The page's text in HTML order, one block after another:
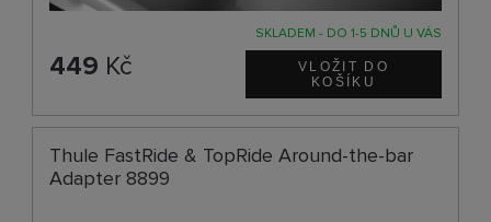
SKLADEM - DO 1-5 DNŮ U VÁS
449 Kč
Thule FastRide & TopRide Around-the-bar
Adapter 8899